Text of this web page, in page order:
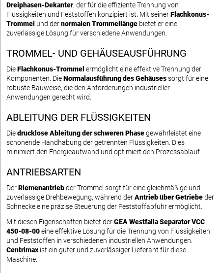
Dreiphasen-Dekanter, der für die effiziente Trennung von
Flüssigkeiten und Feststoffen konzipiert ist. Mit seinerFlachkonus-
Trommel und dernormalen Trommellänge bietet er eine
zuverlässige Lösung für verschiedene Anwendungen.
TROMMEL- UND GEHÄUSEAUSFÜHRUNG
DieFlachkonus-Trommel ermöglicht eine effektive Trennung der
Komponenten. DieNormalausführung des Gehäusessorgt für eine
robuste Bauweise, die den Anforderungen industrieller
Anwendungen gerecht wird.
ABLEITUNG DER FLÜSSIGKEITEN
Diedrucklose Ableitung der schweren Phasegewährleistet eine
schonende Handhabung der getrennten Flüssigkeiten. Dies
minimiert den Energieaufwand und optimiert den Prozessablauf.
ANTRIEBSARTEN
DerRiemenantriebder Trommel sorgt für eine gleichmäßige und
zuverlässige Drehbewegung, während derAntrieb über Getriebeder
Schnecke eine präzise Steuerung der Feststoffabfuhr ermöglicht.
Mit diesen Eigenschaften bietet derGEA Westfalia Separator VCC
450-08-00eine effektive Lösung für die Trennung von Flüssigkeiten
und Feststoffen in verschiedenen industriellen Anwendungen.
Centrimax ist ein guter und zuverlässiger Lieferant für diese
Maschine.